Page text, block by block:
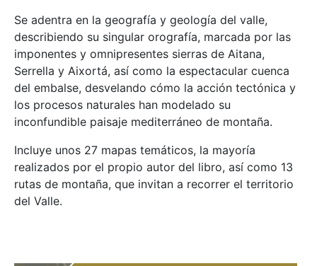
Se adentra en la geografía y geología del valle,
describiendo su singular orografía, marcada por las
imponentes y omnipresentes sierras de Aitana,
Serrella y Aixortá, así como la espectacular cuenca
del embalse, desvelando cómo la acción tectónica y
los procesos naturales han modelado su
inconfundible paisaje mediterráneo de montaña.
Incluye unos 27 mapas temáticos, la mayoría
realizados por el propio autor del libro, así como 13
rutas de montaña, que invitan a recorrer el territorio
del Valle.